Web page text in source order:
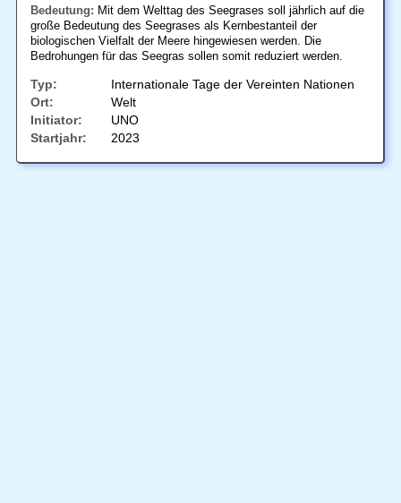
Bedeutung: Mit dem Welttag des Seegrases soll jährlich auf die
große Bedeutung des Seegrases als Kernbestanteil der
biologischen Vielfalt der Meere hingewiesen werden. Die
Bedrohungen für das Seegras sollen somit reduziert werden.
Typ:
Internationale Tage der Vereinten Nationen
Ort:
Welt
Initiator:
UNO
Startjahr:
2023